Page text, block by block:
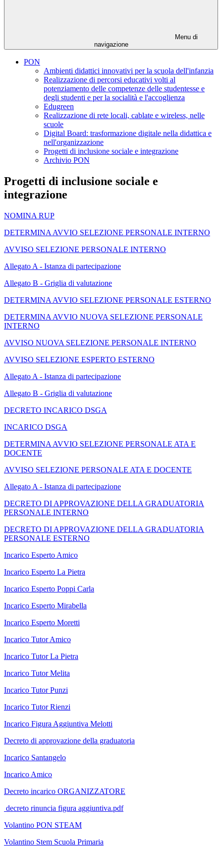
Menu di
navigazione
PON
Ambienti didattici innovativi per la scuola dell'infanzia
Realizzazione di percorsi educativi volti al
potenziamento delle competenze delle studentesse e
degli studenti e per la socialità e l'accoglienza
Edugreen
Realizzazione di rete locali, cablate e wireless, nelle
scuole
Digital Board: trasformazione digitale nella didattica e
nell'organizzazione
Progetti di inclusione sociale e integrazione
Archivio PON
Progetti di inclusione sociale e
integrazione
NOMINA RUP
DETERMINA AVVIO SELEZIONE PERSONALE INTERNO
AVVISO SELEZIONE PERSONALE INTERNO
Allegato A - Istanza di partecipazione
Allegato B - Griglia di valutazione
DETERMINA AVVIO SELEZIONE PERSONALE ESTERNO
DETERMINA AVVIO NUOVA SELEZIONE PERSONALE
INTERNO
AVVISO NUOVA SELEZIONE PERSONALE INTERNO
AVVISO SELEZIONE ESPERTO ESTERNO
Allegato A - Istanza di partecipazione
Allegato B - Griglia di valutazione
DECRETO INCARICO DSGA
INCARICO DSGA
DETERMINA AVVIO SELEZIONE PERSONALE ATA E
DOCENTE
AVVISO SELEZIONE PERSONALE ATA E DOCENTE
Allegato A - Istanza di partecipazione
DECRETO DI APPROVAZIONE DELLA GRADUATORIA
PERSONALE INTERNO
DECRETO DI APPROVAZIONE DELLA GRADUATORIA
PERSONALE ESTERNO
Incarico Esperto Amico
Incarico Esperto La Pietra
Incarico Esperto Poppi Carla
Incarico Esperto Mirabella
Incarico Esperto Moretti
Incarico Tutor Amico
Incarico Tutor La Pietra
Incarico Tutor Melita
Incarico Tutor Punzi
Incarico Tutor Rienzi
Incarico Figura Aggiuntiva Melotti
Decreto di approvazione della graduatoria
Incarico Santangelo
Incarico Amico
Decreto incarico ORGANIZZATORE
decreto rinuncia figura aggiuntiva.pdf
Volantino PON STEAM
Volantino Stem Scuola Primaria